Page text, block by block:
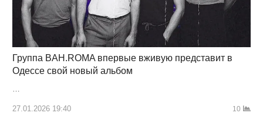
Группа BAH.ROMA впервые вживую представит в
Одессе свой новый альбом
27.01.2026 19:40 10